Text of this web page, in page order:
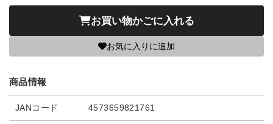
お買い物かごに入れる
お気に入りに追加
商品情報
JANコード 4573659821761